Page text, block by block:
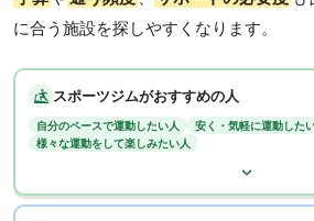
に合う施設を探しやすくなります。
スポーツジムがおすすめの人
自分のペースで運動したい人
安く・気軽に運動した
様々な運動をして楽しみたい人